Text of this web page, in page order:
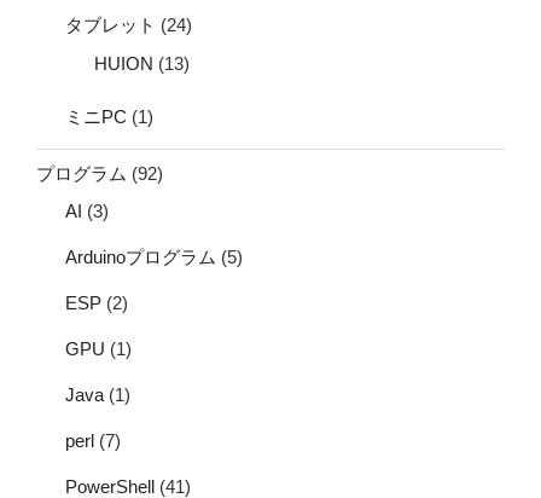
タブレット (24)
HUION (13)
ミニPC (1)
プログラム (92)
AI (3)
Arduinoプログラム (5)
ESP (2)
GPU (1)
Java (1)
perl (7)
PowerShell (41)